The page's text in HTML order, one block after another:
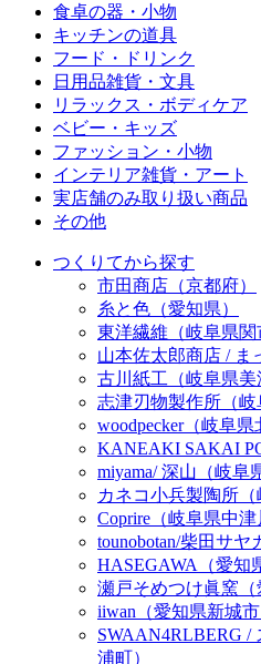
食卓の器・小物
キッチンの道具
フード・ドリンク
日用品雑貨・文具
リラックス・ボディケア
ベビー・キッズ
ファッション・小物
インテリア雑貨・アート
実店舗のみ取り扱い商品
その他
つくりてから探す
市田商店（京都府）
糸と色（愛知県）
東洋繊維（岐阜県関
山本佐太郎商店 / ま
古川紙工（岐阜県美
志津刃物製作所（岐
woodpecker（岐阜県
KANEAKI SAKAI
miyama/ 深山（岐阜
カネコ小兵製陶所（
Coprire（岐阜県中津
tounobotan/柴田サヤ
HASEGAWA（愛知
瀬戸そめつけ眞窯（
iiwan（愛知県新城市
SWAAN4RLBERG /
浦町）